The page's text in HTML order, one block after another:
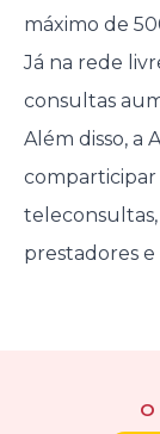
máximo de
Já na rede
consultas
Além disso, a
prestadores